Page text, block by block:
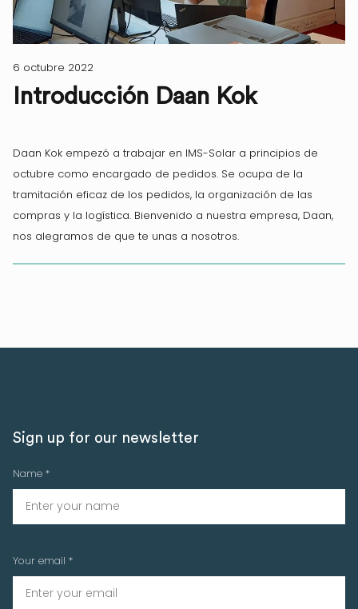
6 octubre 2022
Introducción Daan Kok
Daan Kok empezó a trabajar en IMS-Solar a principios de
octubre como encargado de pedidos. Se ocupa de la
tramitación eficaz de los pedidos, la organización de las
compras y la logística. Bienvenido a nuestra empresa, Daan,
nos alegramos de que te unas a nosotros.
Sign up for our newsletter
Name *
Your email *